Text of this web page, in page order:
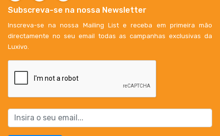
Subscreva-se na nossa Newsletter
Inscreva-se na nossa Mailing List e receba em primeira mão
directamente no seu email todas as campanhas exclusivas da
Luxivo.